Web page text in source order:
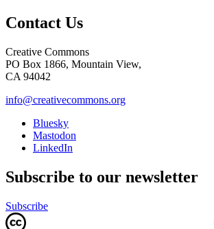
Contact Us
Creative Commons
PO Box 1866, Mountain View,
CA 94042
info@creativecommons.org
Bluesky
Mastodon
LinkedIn
Subscribe to our newsletter
Subscribe